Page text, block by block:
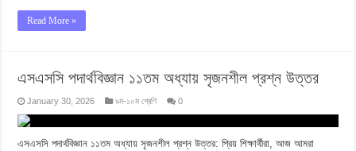
Read More »
এসএসসি পদার্থবিজ্ঞান ১১তম অধ্যায় সৃজনশীল প্রশ্ন উত্তর
January 30, 2026 ৯ম-১০ম শ্রেণি 0
এসএসসি পদার্থবিজ্ঞান ১১তম অধ্যায় সৃজনশীল প্রশ্ন উত্তর: প্রিয় শিক্ষার্থীরা, আজ আমরা